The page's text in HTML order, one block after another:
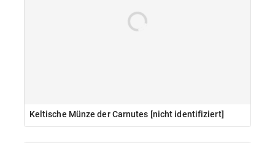
Keltische Münze der Carnutes [nicht identifiziert]